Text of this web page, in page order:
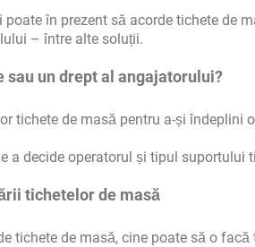
în prezent să acorde tichete de
– între alte soluții.
un drept al angajatorului?
tichete de masă pentru a-și îndeplini
a decide operatorul și tipul suportului
tichetelor de masă
tichete de masă, cine poate să o facă